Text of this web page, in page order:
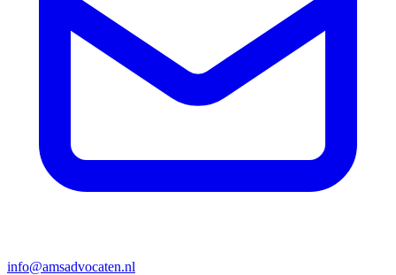
info@amsadvocaten.nl